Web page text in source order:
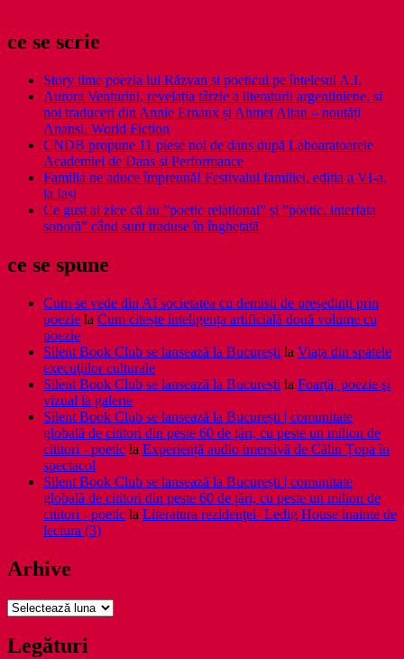
ce se scrie
Story time poezia lui Răzvan și poeticul pe înțelesul A.I.
Aurora Venturini, revelația târzie a literaturii argentiniene, și
noi traduceri din Annie Ernaux și Ahmet Altan – noutăți
Anansi. World Fiction
CNDB propune 11 piese noi de dans după Laboaratoarele
Academiei de Dans și Performance
Familia ne aduce împreună! Festivalul familiei, ediția a VI-a,
la Iași
Ce gust ai zice că au ”poetic relațional” și ”poetic. interfața
sonoră” când sunt traduse în înghețată
ce se spune
Cum se vede din AI societatea cu demisii de președinți prin
poezie la Cum citește inteligența artificială două volume cu
poezie
Silent Book Club se lansează la București la Viaţa din spatele
execuţiilor culturale
Silent Book Club se lansează la București la Foarţă, poezie şi
vizual la galerie
Silent Book Club se lansează la București | comunitate
globală de cititori din peste 60 de țări, cu peste un milion de
cititori - poetic la Experiență audio imersivă de Călin Țopa în
spectacol
Silent Book Club se lansează la București | comunitate
globală de cititori din peste 60 de țări, cu peste un milion de
cititori - poetic la Literatura rezidenţei- Ledig House inainte de
lectura (3)
Arhive
Arhive
Legături